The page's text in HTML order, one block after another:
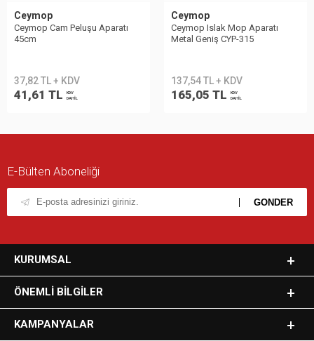
Ceymop
Ceymop Cam Peluşu Aparatı
45cm
37,82 TL + KDV
41,61 TL
KDV
DAHİL
Ceymop
Ceymop Islak Mop Aparatı
Metal Geniş CYP-315
137,54 TL + KDV
165,05 TL
KDV
DAHİL
E-Bülten Aboneliği
KURUMSAL
ÖNEMLI BILGILER
KAMPANYALAR